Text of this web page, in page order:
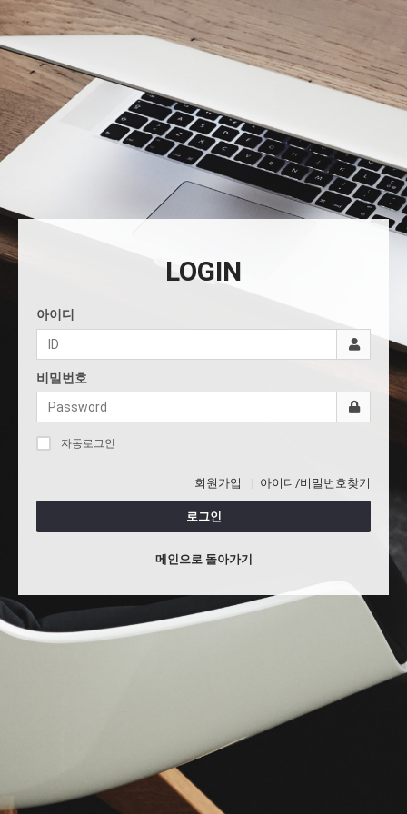
LOGIN
아이디
비밀번호
자동로그인
회원가입 아이디/비밀번호찾기
로그인
메인으로 돌아가기